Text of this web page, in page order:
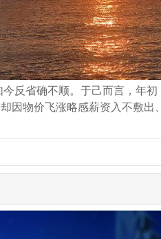
反省确不顺。于己而言，年初
因物价飞涨略感薪资入不敷出、